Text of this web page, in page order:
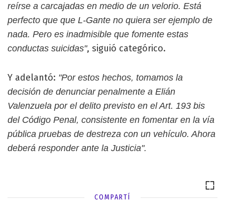
reírse a carcajadas en medio de un velorio. Está
perfecto que que L-Gante no quiera ser ejemplo de
nada. Pero es inadmisible que fomente estas
conductas suicidas", siguió categórico.
Y adelantó: "Por estos hechos, tomamos la
decisión de denunciar penalmente a Elián
Valenzuela por el delito previsto en el Art. 193 bis
del Código Penal, consistente en fomentar en la vía
pública pruebas de destreza con un vehículo. Ahora
deberá responder ante la Justicia".
COMPARTÍ